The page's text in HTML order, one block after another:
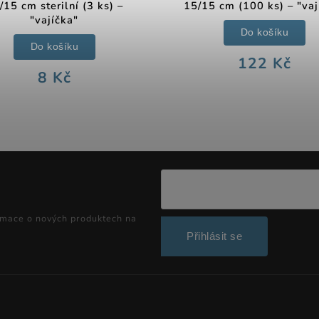
15 cm sterilní (3 ks) –
"vajíčka"
8 Kč
Do košíku
15/15 cm (100 ks) –
122 Kč
Do košíku
o nových produktech na
Přihlásit se